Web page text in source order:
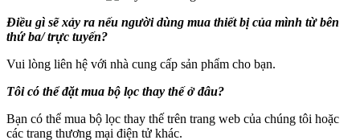
Điều gì sẽ xảy ra nếu người dùng mua thiết bị của mình từ bên
thứ ba/ trực tuyến?
Vui lòng liên hệ với nhà cung cấp sản phẩm cho bạn.
Tôi có thể đặt mua bộ lọc thay thế ở đâu?
Bạn có thể mua bộ lọc thay thế trên trang web của chúng tôi hoặc
các trang thương mại điện tử khác.